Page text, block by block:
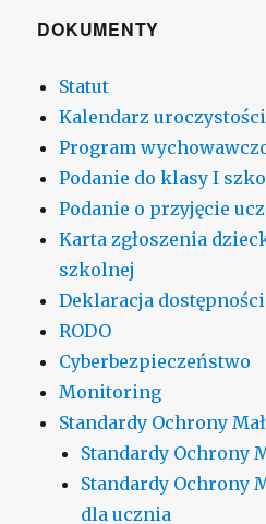
DOKUMENTY
Statut
Kalendarz
Program
Podanie do klasy I
Podanie o przyjęcie
Karta zgłoszenia
szkolnej
Deklaracja dostępności
RODO
Cyberbezpieczeństwo
Monitoring
Standardy Ochrony
Standardy Ochrony
Standardy Ochrony
dla ucznia